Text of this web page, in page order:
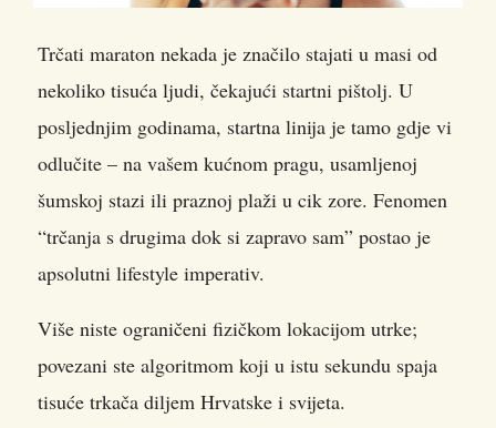
Trčati maraton nekada je značilo stajati u masi od
nekoliko tisuća ljudi, čekajući startni pištolj. U
posljednjim godinama, startna linija je tamo gdje vi
odlučite – na vašem kućnom pragu, usamljenoj
šumskoj stazi ili praznoj plaži u cik zore. Fenomen
“trčanja s drugima dok si zapravo sam” postao je
apsolutni lifestyle imperativ.
Više niste ograničeni fizičkom lokacijom utrke;
povezani ste algoritmom koji u istu sekundu spaja
tisuće trkača diljem Hrvatske i svijeta.